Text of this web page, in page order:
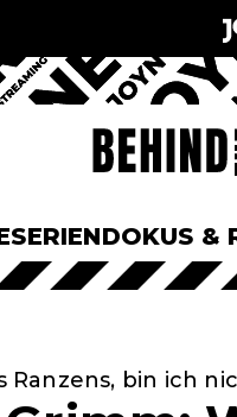
SERIENDOKUS &
Ranzens, bin ich